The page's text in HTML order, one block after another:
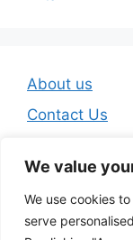
We value
We use cookies
serve
About us
Contact Us
Privacy Policy
Terms And